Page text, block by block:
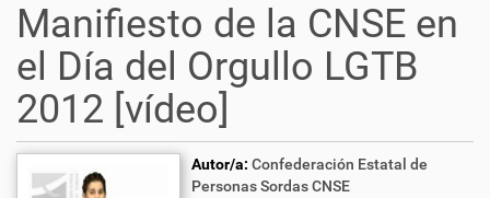
Manifiesto de la CNSE en
el Día del Orgullo LGTB
2012 [vídeo]
Autor/a: Confederación Estatal de
Personas Sordas CNSE